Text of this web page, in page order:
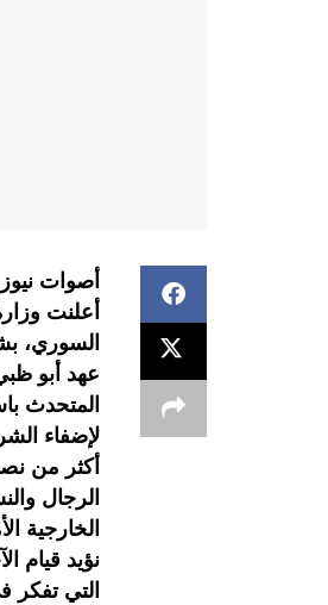
أصوات
أعلنت
السوري،
عهد أبو
المتحدث
لإضفاء
الرجال
الخارجية
نؤيد قيام
التي تفكر